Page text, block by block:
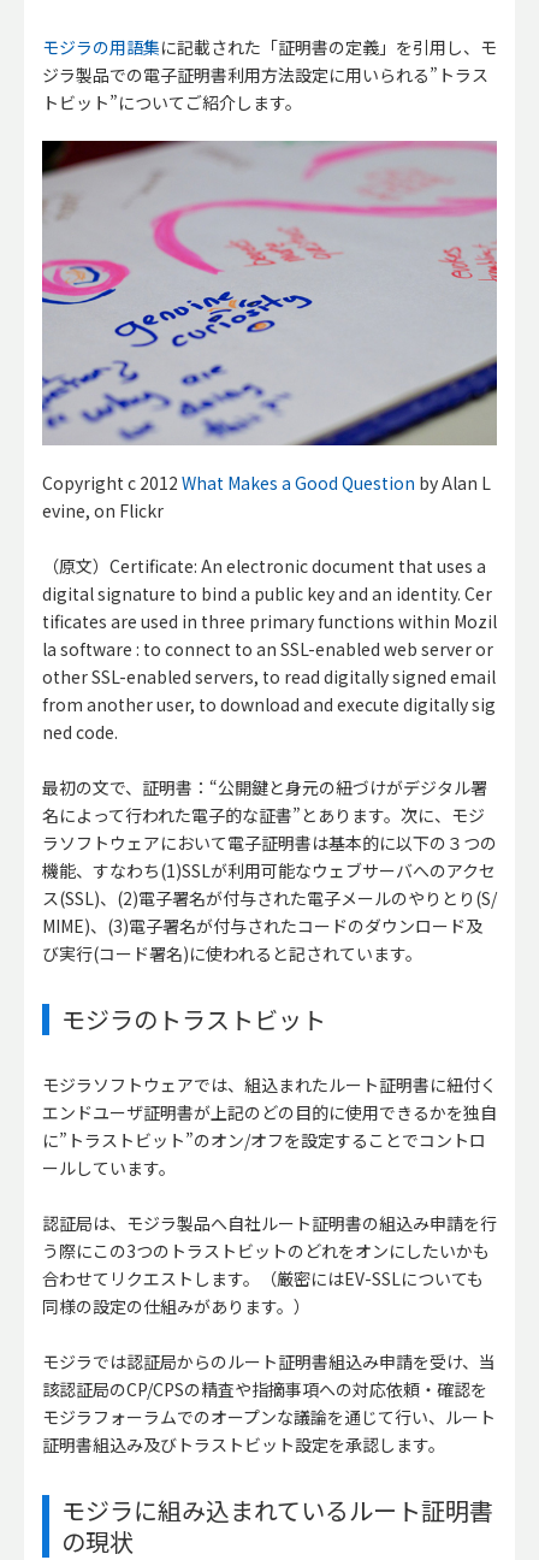
モジラの用語集に記載された「証明書の定義」を引用し、モ
ジラ製品での電子証明書利用方法設定に用いられる”トラス
トビット”についてご紹介します。
Copyright c 2012 What Makes a Good Question by Alan L
evine, on Flickr
（原文）Certificate: An electronic document that uses a
digital signature to bind a public key and an identity. Cer
tificates are used in three primary functions within Mozil
la software : to connect to an SSL-enabled web server or
other SSL-enabled servers, to read digitally signed email
from another user, to download and execute digitally sig
ned code.
最初の文で、証明書：“公開鍵と身元の紐づけがデジタル署
名によって行われた電子的な証書”とあります。次に、モジ
ラソフトウェアにおいて電子証明書は基本的に以下の３つの
機能、すなわち(1)SSLが利用可能なウェブサーバへのアクセ
ス(SSL)、(2)電子署名が付与された電子メールのやりとり(S/
MIME)、(3)電子署名が付与されたコードのダウンロード及
び実行(コード署名)に使われると記されています。
モジラのトラストビット
モジラソフトウェアでは、組込まれたルート証明書に紐付く
エンドユーザ証明書が上記のどの目的に使用できるかを独自
に”トラストビット”のオン/オフを設定することでコントロ
ールしています。
認証局は、モジラ製品へ自社ルート証明書の組込み申請を行
う際にこの3つのトラストビットのどれをオンにしたいかも
合わせてリクエストします。（厳密にはEV-SSLについても
同様の設定の仕組みがあります。）
モジラでは認証局からのルート証明書組込み申請を受け、当
該認証局のCP/CPSの精査や指摘事項への対応依頼・確認を
モジラフォーラムでのオープンな議論を通じて行い、ルート
証明書組込み及びトラストビット設定を承認します。
モジラに組み込まれているルート証明書
の現状